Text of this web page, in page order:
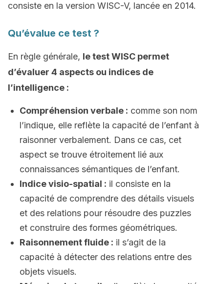
consiste en la version WISC-V, lancée en 2014.
Qu’évalue ce test ?
En règle générale, le test WISC permet
d’évaluer 4 aspects ou indices de
l’intelligence :
Compréhension verbale : comme son nom
l’indique, elle reflète la capacité de l’enfant à
raisonner verbalement. Dans ce cas, cet
aspect se trouve étroitement lié aux
connaissances sémantiques de l’enfant.
Indice visio-spatial : il consiste en la
capacité de comprendre des détails visuels
et des relations pour résoudre des puzzles
et construire des formes géométriques.
Raisonnement fluide : il s’agit de la
capacité à détecter des relations entre des
objets visuels.